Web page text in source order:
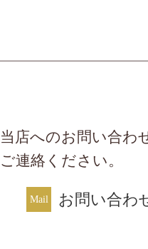
当店へのお問い合わ
ご連絡ください。
お問い合わ